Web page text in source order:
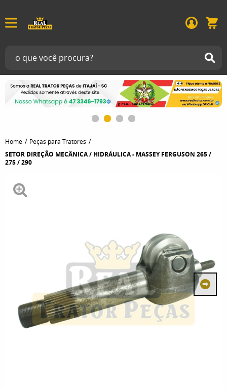
Home Peças para Tratores
SETOR DIREÇÃO MECÂNICA / HIDRÁULICA - MASSEY FERGUSON 265 /
275 / 290